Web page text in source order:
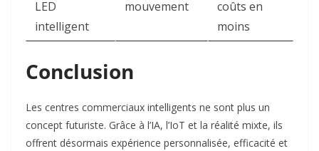
LED
intelligent
mouvement
coûts en
moins
Conclusion
Les centres commerciaux intelligents ne sont plus un
concept futuriste. Grâce à l’IA, l’IoT et la réalité mixte, ils
offrent désormais expérience personnalisée, efficacité et